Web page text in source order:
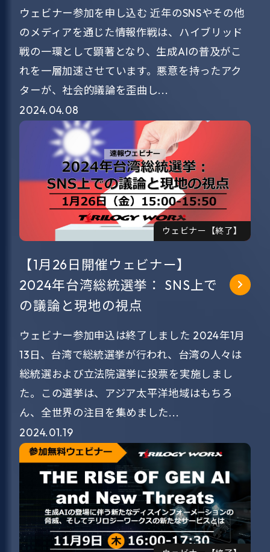
ウェビナー参加を申し込む 近年のSNSやその他
のメディアを通じた情報作戦は、ハイブリッド
戦の一環として顕著となり、生成AIの普及がこ
れを一層加速させています。悪意を持ったアク
ターが、社会的議論を歪曲し...
2024.04.08
ウェビナー【終了】
【1月26日開催ウェビナー】
2024年台湾総統選挙： SNS上で
の議論と現地の視点
ウェビナー参加申込は終了しました 2024年1月
13日、台湾で総統選挙が行われ、台湾の人々は
総統選および立法院選挙に投票を実施しまし
た。この選挙は、アジア太平洋地域はもちろ
ん、全世界の注目を集めました...
2024.01.19